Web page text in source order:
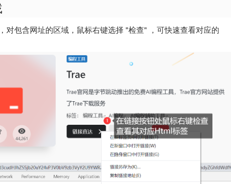
对包含网址的区域，鼠标右键选择 "检查" ，可快速查看对应的